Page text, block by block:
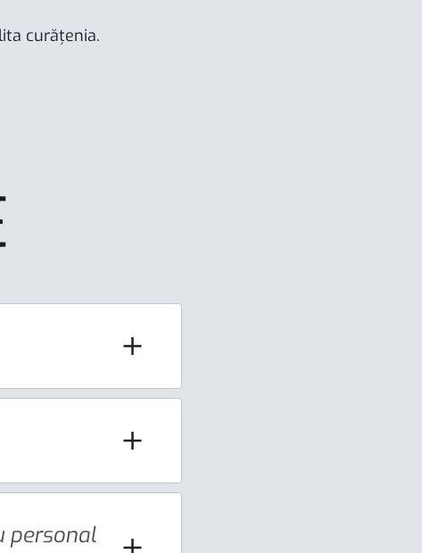
curățenia.
personal